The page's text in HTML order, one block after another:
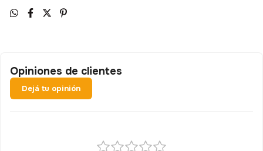
Opiniones de clientes
Dejá tu opinión